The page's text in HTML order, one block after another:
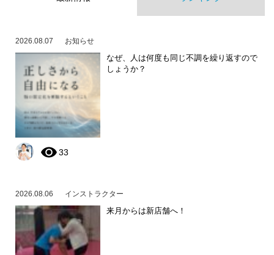
2026.08.07 お知らせ
なぜ、人は何度も同じ不調を繰り返すので
しょうか？
33
2026.08.06 インストラクター
来月からは新店舗へ！